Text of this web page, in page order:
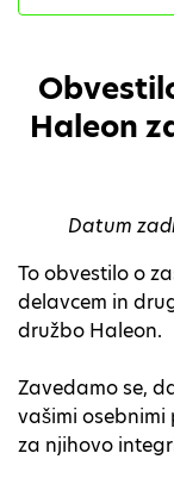
Haleon
Datum
To obvestilo o
delavcem in
družbo Haleon.
Zavedamo se,
vašimi
za njihovo